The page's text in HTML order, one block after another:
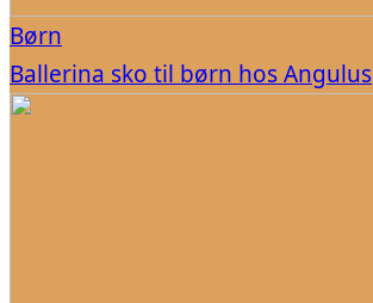
Børn
Ballerina sko til børn hos Angulus